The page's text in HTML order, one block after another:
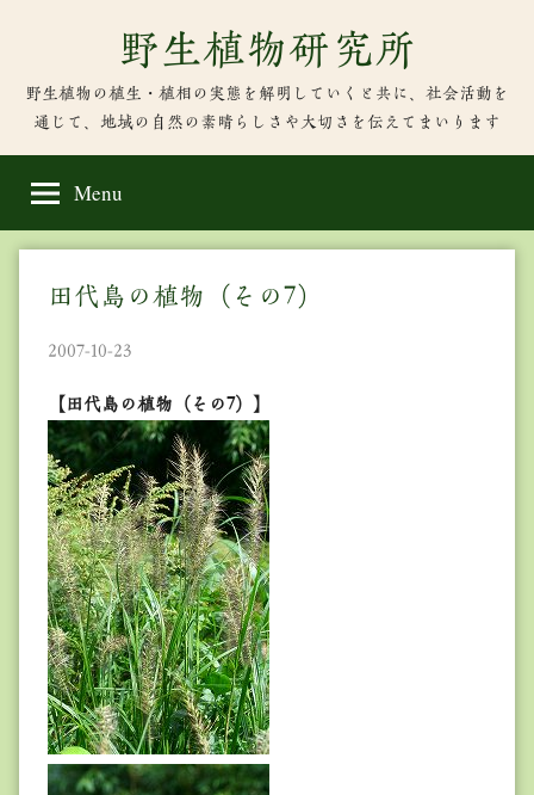
content
野生植物研究所
野生植物の植生・植相の実態を解明していくと共に、社会活動を
通じて、地域の自然の素晴らしさや大切さを伝えてまいります
Menu
田代島の植物（その7）
2007-10-23
【田代島の植物（その7）】